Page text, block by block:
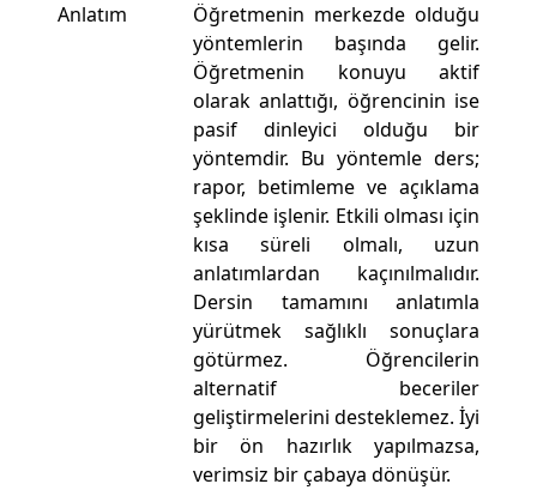
Anlatım
Öğretmenin merkezde olduğu
yöntemlerin başında gelir.
Öğretmenin konuyu aktif
olarak anlattığı, öğrencinin ise
pasif dinleyici olduğu bir
yöntemdir. Bu yöntemle ders;
rapor, betimleme ve açıklama
şeklinde işlenir. Etkili olması için
kısa süreli olmalı, uzun
anlatımlardan kaçınılmalıdır.
Dersin tamamını anlatımla
yürütmek sağlıklı sonuçlara
götürmez. Öğrencilerin
alternatif beceriler
geliştirmelerini desteklemez. İyi
bir ön hazırlık yapılmazsa,
verimsiz bir çabaya dönüşür.